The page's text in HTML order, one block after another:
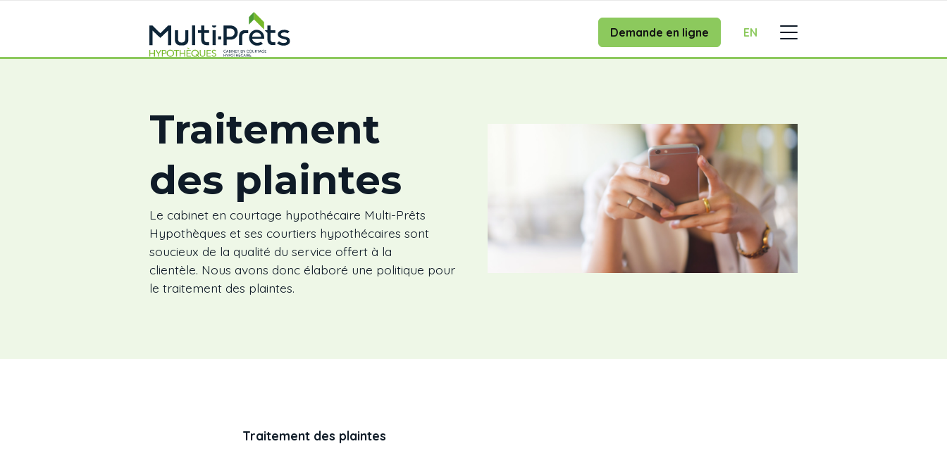
Demande en ligne EN
Traitement
des plaintes
Le cabinet en courtage hypothécaire Multi-Prêts
Hypothèques et ses courtiers hypothécaires sont
soucieux de la qualité du service offert à la
clientèle. Nous avons donc élaboré une politique pour
le traitement des plaintes.
Traitement des plaintes